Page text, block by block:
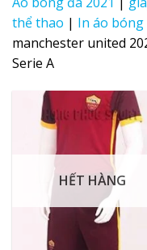
thể thao | In áo bóng
manchester united
Serie A
HẾT HÀNG